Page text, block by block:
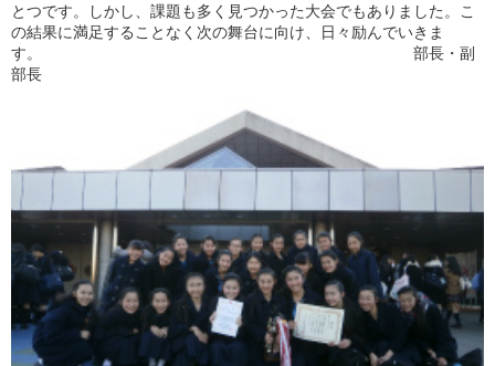
とつです。しかし、課題も多く見つかった大会でもありました。こ
の結果に満足することなく次の舞台に向け、日々励んでいきま
す。 部長・副
部長